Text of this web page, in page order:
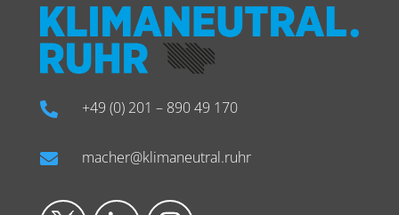
 +49 (0) 201 – 890 49 170
 macher@klimaneutral.ruhr